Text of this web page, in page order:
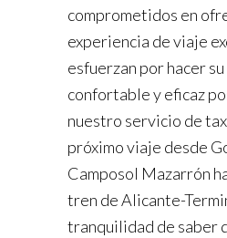
comprometidos en
experiencia de viaje
esfuerzan por hacer
confortable y eficaz
nuestro servicio de
próximo viaje desde
Camposol Mazarrón
tren de Alicante-
tranquilidad de saber